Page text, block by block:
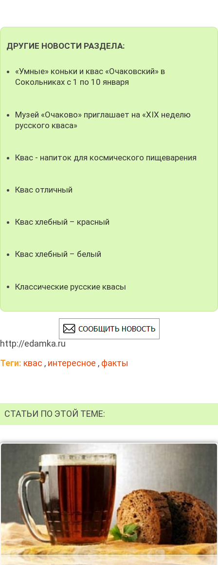
ДРУГИЕ НОВОСТИ РАЗДЕЛА:
«Умные» коньки и квас «Очаковский» в
Сокольниках с 1 по 10 января
Музей «Очаково» приглашает на «XIX неделю
русского кваса»
Квас - напиток для космического пищеварения
Квас отличный
Квас хлебный – красный
Квас хлебный – белый
Классические русские квасы
http://edamka.ru
Теги: квас , интересное , факты
СТАТЬИ ПО ЭТОЙ ТЕМЕ: